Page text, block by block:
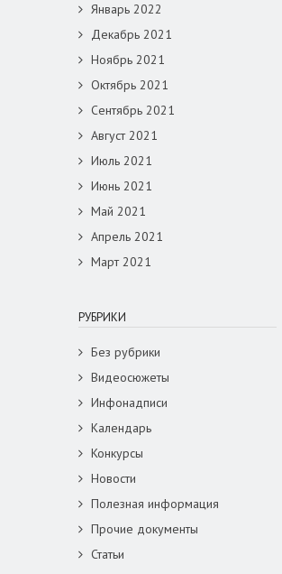
Январь 2022
Декабрь 2021
Ноябрь 2021
Октябрь 2021
Сентябрь 2021
Август 2021
Июль 2021
Июнь 2021
Май 2021
Апрель 2021
Март 2021
РУБРИКИ
Без рубрики
Видеосюжеты
Инфонадписи
Календарь
Конкурсы
Новости
Полезная информация
Прочие документы
Статьи